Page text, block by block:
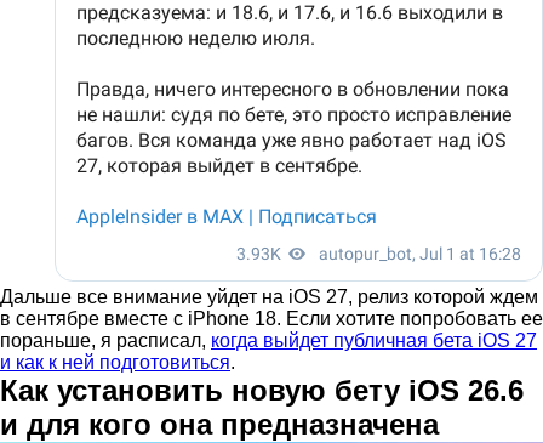
Дальше все внимание уйдет на iOS 27, релиз которой ждем
в сентябре вместе с iPhone 18. Если хотите попробовать ее
пораньше, я расписал, когда выйдет публичная бета iOS 27
и как к ней подготовиться.
Как установить новую бету iOS 26.6
и для кого она предназначена